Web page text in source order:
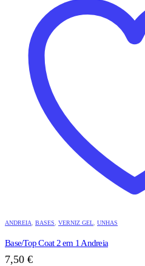
ANDREIA BASES VERNIZ GEL UNHAS
Base/Top Coat 2 em 1 Andreia
7,50 €